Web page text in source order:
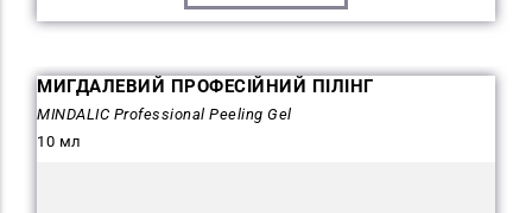
МИГДАЛЕВИЙ ПРОФЕСІЙНИЙ ПІЛІНГ
MINDALIC Professional Peeling Gel
10 мл